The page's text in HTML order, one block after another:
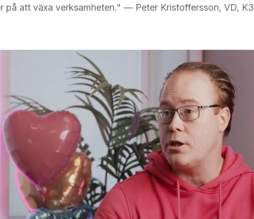
på att växa verksamheten." — Peter Kristoffersson, VD, K3